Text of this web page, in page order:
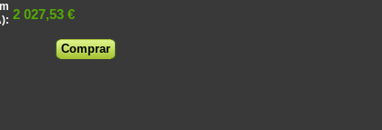
2 027,53 €